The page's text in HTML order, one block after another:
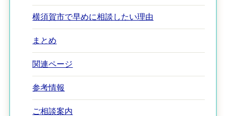
横須賀市で早めに相談したい理由
まとめ
関連ページ
参考情報
ご相談案内